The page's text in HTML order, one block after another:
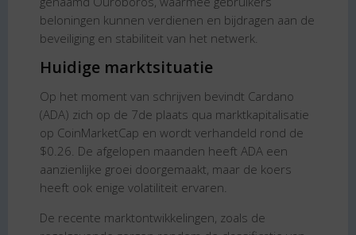
beloningen kunnen verdienen en bijdragen aan de
beveiliging en stabiliteit van het netwerk.
Huidige marktsituatie
Op het moment van schrijven bevindt Cardano
(ADA) zich op de 7de plaats qua marktkapitalisatie
op CoinMarketCap en wordt verhandeld rond de
$0.26. De afgelopen maanden heeft ADA een
aanzienlijke groei doorgemaakt, maar de koers
heeft ook enige volatiliteit ervaren.
De recente marktontwikkelingen, zoals de